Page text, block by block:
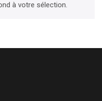
à votre sélection.